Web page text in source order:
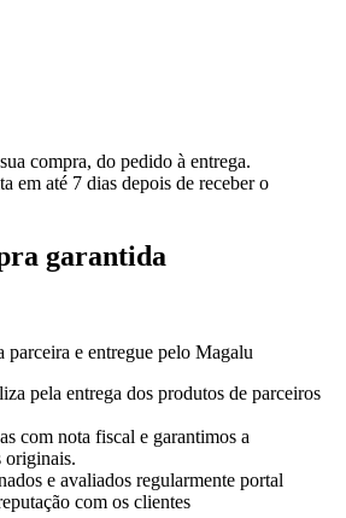
compra, do pedido à entrega.
em até 7 dias depois de receber o
garantida
e entregue pelo Magalu
pela entrega dos produtos de parceiros
com nota fiscal e garantimos a
originais.
e avaliados regularmente portal
com os clientes